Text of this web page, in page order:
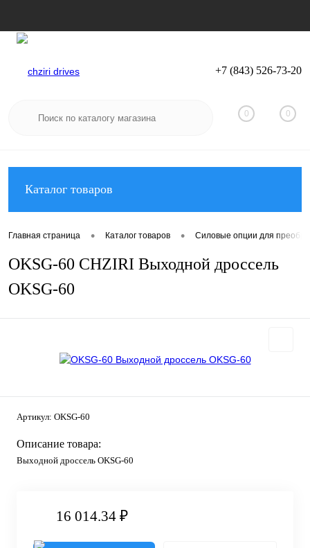
Вход Регистрация
+7 (843) 526-73-20
0 0
Каталог товаров
Главная страница • Каталог товаров • Силовые опции для
OKSG-60 CHZIRI Выходной дроссель
OKSG-60
Артикул: OKSG-60
Описание товара:
Выходной дроссель OKSG-60
16 014.34 ₽